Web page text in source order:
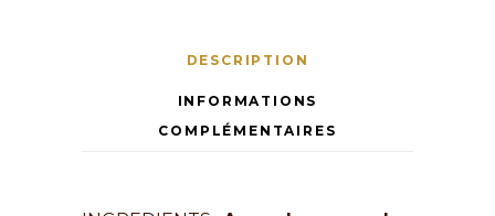
DESCRIPTION
INFORMATIONS
COMPLÉMENTAIRES